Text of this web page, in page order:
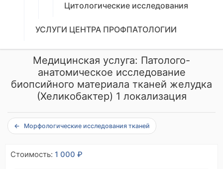
Цитологические исследования
УСЛУГИ ЦЕНТРА ПРОФПАТОЛОГИИ
Медицинская услуга: Патолого-
анатомическое исследование
биопсийного материала тканей желудка
(Хеликобактер) 1 локализация
Морфологические исследования тканей
Стоимость: 1 000 ₽